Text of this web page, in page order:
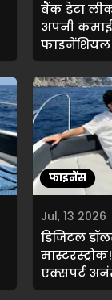
बैंक डेटा
अपनी
फाइनेंशियल
लड्ढा ने दिए
Jul, 13 2026
डिजिटल
एक्सपर्ट
अमेरिका की
फाइनेंस